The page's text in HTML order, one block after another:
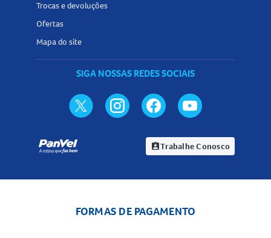
Trocas e devoluções
Ofertas
Mapa do site
SIGA NOSSAS REDES SOCIAIS
assignment_indTrabalhe Conosco
FORMAS DE PAGAMENTO